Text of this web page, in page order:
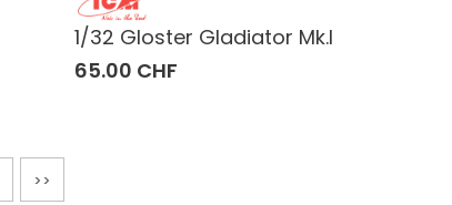
1/32 Gloster Gladiator Mk.I
65.00 CHF
>>